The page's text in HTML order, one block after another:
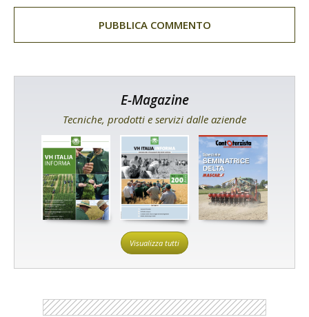
E-Magazine
Tecniche, prodotti e servizi dalle aziende
Visualizza tutti